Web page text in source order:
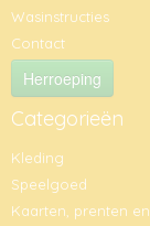
Wasinstructies
Contact
Herroeping
Categorieën
Kleding
Speelgoed
Kaarten, prenten